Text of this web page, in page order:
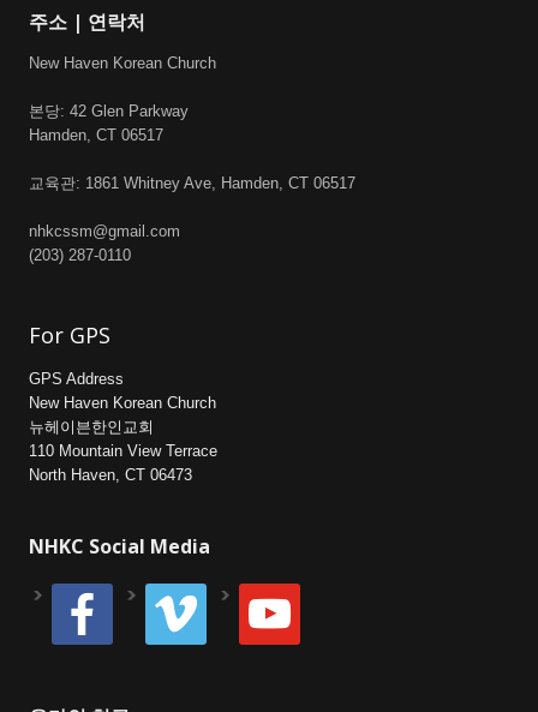
주소 | 연락처
New Haven Korean Church
본당: 42 Glen Parkway
Hamden, CT 06517
교육관: 1861 Whitney Ave, Hamden, CT 06517
nhkcssm@gmail.com
(203) 287-0110
For GPS
GPS Address
New Haven Korean Church
뉴헤이븐한인교회
110 Mountain View Terrace
North Haven, CT 06473
NHKC Social Media
facebook vimeo youtube